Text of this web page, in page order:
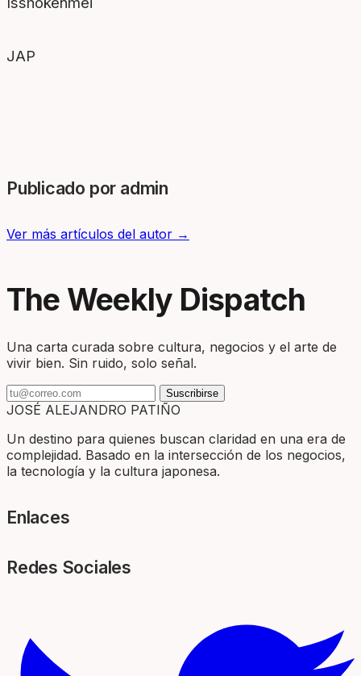
JAP
Publicado por admin
Ver más artículos del autor →
The Weekly Dispatch
Una carta curada sobre cultura, negocios y el arte de
vivir bien. Sin ruido, solo señal.
Suscribirse
JOSÉ ALEJANDRO PATIÑO
Un destino para quienes buscan claridad en una era de
complejidad. Basado en la intersección de los negocios,
la tecnología y la cultura japonesa.
Enlaces
Redes Sociales